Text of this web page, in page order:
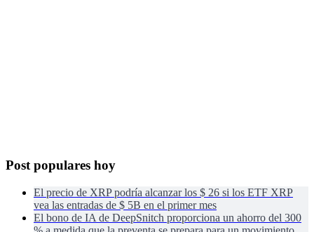
Post populares hoy
El precio de XRP podría alcanzar los $ 26 si los ETF XRP
vea las entradas de $ 5B en el primer mes
El bono de IA de DeepSnitch proporciona un ahorro del 300